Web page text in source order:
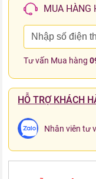
MUA HÀNG
Tư vấn Mua hàng
HỖ TRỢ KHÁCH
Nhân viên tư